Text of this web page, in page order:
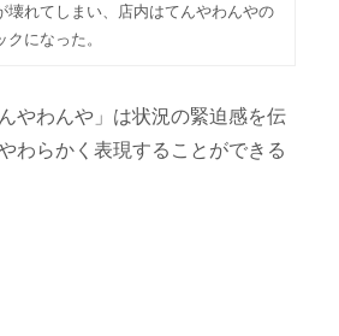
壊れてしまい、店内はてんやわんやの
クになった。
やわんや」は状況の緊迫感を伝
わらかく表現することができる